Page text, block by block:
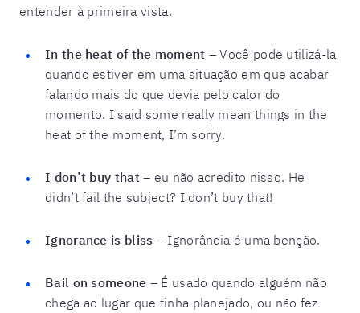
entender à primeira vista.
In the heat of the moment – Você pode utilizá-la
quando estiver em uma situação em que acabar
falando mais do que devia pelo calor do
momento. I said some really mean things in the
heat of the moment, I’m sorry.
I don’t buy that– eu não acredito nisso. He
didn’t fail the subject? I don’t buy that!
Ignorance is bliss – Ignorância é uma benção.
Bail on someone – É usado quando alguém não
chega ao lugar que tinha planejado, ou não fez